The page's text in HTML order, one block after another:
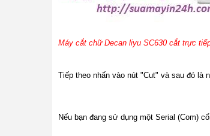
Máy cắt chữ Decan liyu SC630 cắt trực
Tiếp theo nhấn vào nút "Cut" và sau đó là
Nếu bạn đang sử dụng một Serial (Com)